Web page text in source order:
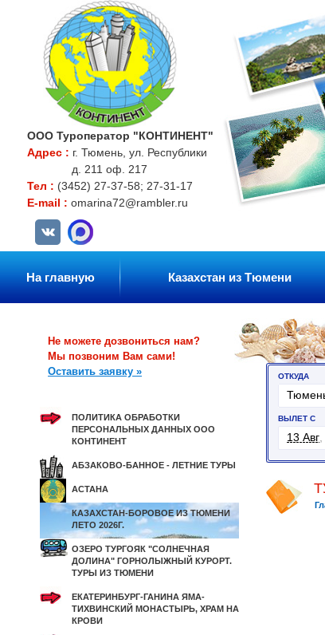
ООО Туроператор "КОНТИНЕНТ"
Адрес : г. Тюмень, ул. Республики
д. 211 оф. 217
Тел : (3452) 27-37-58; 27-31-17
E-mail : omarina72@rambler.ru
На главную Казахстан из Тюмени
Не можете дозвониться нам?
Мы позвоним Вам сами!
Оставить заявку »
ПОЛИТИКА ОБРАБОТКИ
ПЕРСОНАЛЬНЫХ ДАННЫХ ООО
КОНТИНЕНТ
АБЗАКОВО-БАННОЕ - ЛЕТНИЕ ТУРЫ
АСТАНА
КАЗАХСТАН-БОРОВОЕ ИЗ ТЮМЕНИ
ЛЕТО 2026Г.
ОЗЕРО ТУРГОЯК "СОЛНЕЧНАЯ
ДОЛИНА" ГОРНОЛЫЖНЫЙ КУРОРТ.
ТУРЫ ИЗ ТЮМЕНИ
ЕКАТЕРИНБУРГ-ГАНИНА ЯМА-
ТИХВИНСКИЙ МОНАСТЫРЬ, ХРАМ НА
КРОВИ